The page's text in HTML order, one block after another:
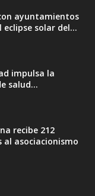
ayuntamientos
solar del...
impulsa la
salud...
recibe 212
al asociacionismo